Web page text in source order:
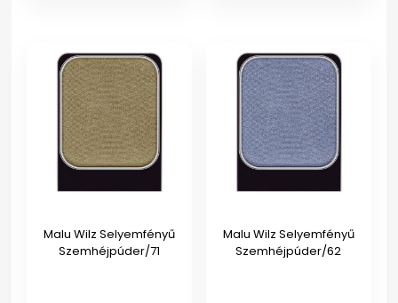
Malu Wilz Selyemfényű
Szemhéjpúder/71
Malu Wilz Selyemfényű
Szemhéjpúder/62